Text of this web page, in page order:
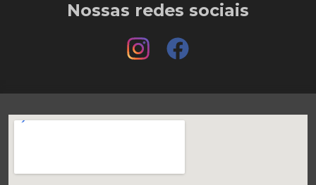
Nossas redes sociais